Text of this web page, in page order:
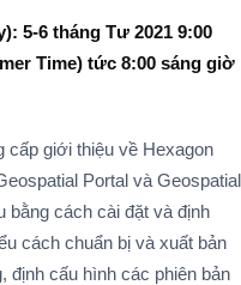
5-6 tháng Tư 2021 9:00
Time) tức 8:00 sáng giờ
cấp giới thiệu về Hexagon
Portal và Geospatial
cách cài đặt và định
cách chuẩn bị và xuất bản
định cấu hình các phiên bản